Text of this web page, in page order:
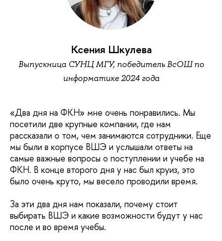
Ксения Шкулева
Выпускница СУНЦ МГУ, победитель ВсОШ по
информатике 2024 года
«Два дня на ФКН» мне очень понравились. Мы
посетили две крупные компании, где нам
рассказали о том, чем занимаются сотрудники. Еще
мы были в корпусе ВШЭ и услышали ответы на
самые важные вопросы о поступлении и учебе на
ФКН. В конце второго дня у нас был круиз, это
было очень круто, мы весело проводили время.
За эти два дня нам показали, почему стоит
выбирать ВШЭ и какие возможности будут у нас
после и во время учебы.